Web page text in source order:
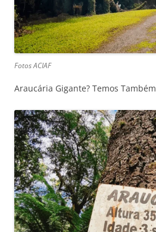
Fotos ACIAF
Araucária Gigante? Temos Também